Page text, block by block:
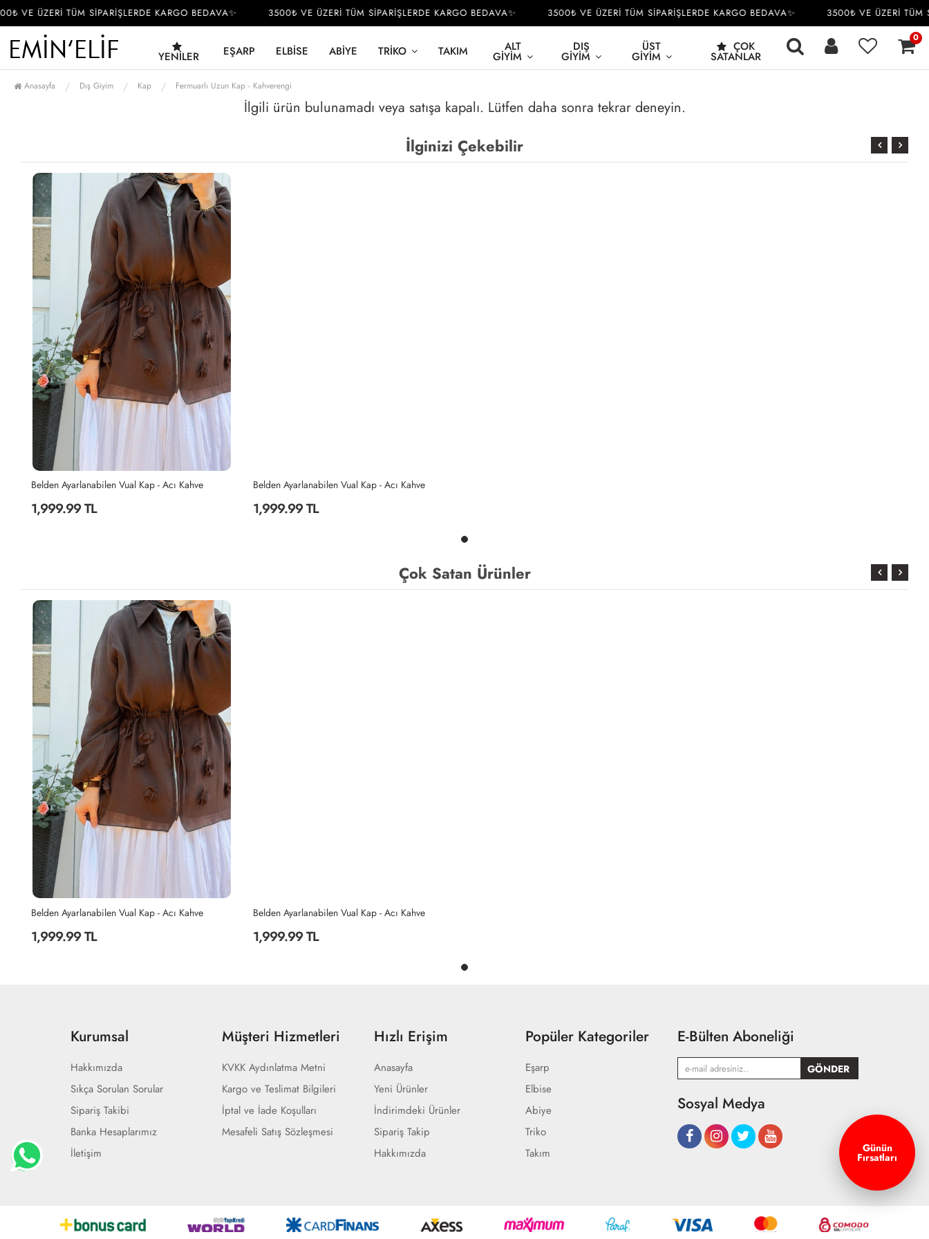
VE ÜZERİ TÜM SİPARİŞLERDE KARGO BEDAVA✨ 3500₺ VE ÜZERİ TÜM SİPARİŞLERDE KARGO BEDAVA✨ 3500₺ VE ÜZERİ TÜM SİPARİŞLERDE KARGO BEDAVA✨ 3500₺ VE ÜZERİ TÜM
YENILER EŞARP ELBISE ABIYE TRIKO TAKIM ALT
GIYIM
DIŞ
GIYIM
ÜST
GIYIM
ÇOK
SATANLAR
0
Anasayfa Dış Giyim Kap Fermuarlı Uzun Kap - Kahverengi
İlgili ürün bulunamadı veya satışa kapalı. Lütfen daha sonra tekrar deneyin.
İlginizi Çekebilir
Belden Ayarlanabilen Vual Kap - Acı Kahve
1,999.99 TL
Belden Ayarlanabilen Vual Kap - Acı Kahve
1,999.99 TL
Çok Satan Ürünler
Belden Ayarlanabilen Vual Kap - Acı Kahve
1,999.99 TL
Belden Ayarlanabilen Vual Kap - Acı Kahve
1,999.99 TL
Kurumsal
Hakkımızda
Sıkça Sorulan Sorular
Sipariş Takibi
Banka Hesaplarımız
İletişim
Müşteri Hizmetleri
KVKK Aydınlatma Metni
Kargo ve Teslimat Bilgileri
İptal ve İade Koşulları
Mesafeli Satış Sözleşmesi
Hızlı Erişim
Anasayfa
Yeni Ürünler
İndirimdeki Ürünler
Sipariş Takip
Hakkımızda
Popüler Kategoriler
Eşarp
Elbise
Abiye
Triko
Takım
E-Bülten Aboneliği
Sosyal Medya
Günün
Fırsatları